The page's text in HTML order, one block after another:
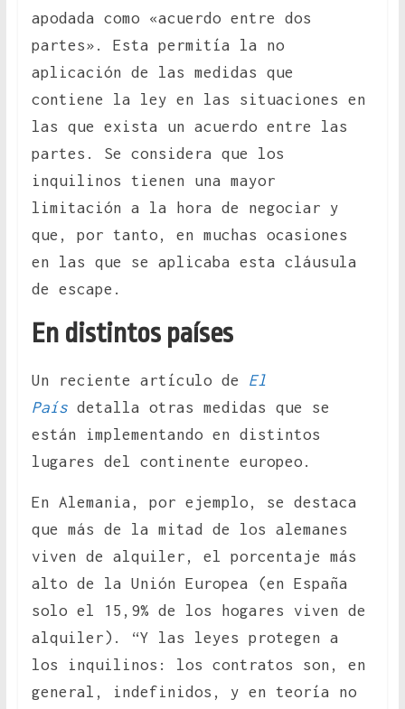
apodada como «acuerdo entre dos
partes». Esta permitía la no
aplicación de las medidas que
contiene la ley en las situaciones en
las que exista un acuerdo entre las
partes. Se considera que los
inquilinos tienen una mayor
limitación a la hora de negociar y
que, por tanto, en muchas ocasiones
en las que se aplicaba esta cláusula
de escape.
En distintos países
Un reciente artículo de El
Paísdetalla otras medidas que se
están implementando en distintos
lugares del continente europeo.
En Alemania, por ejemplo, se destaca
que más de la mitad de los alemanes
viven de alquiler, el porcentaje más
alto de la Unión Europea (en España
solo el 15,9% de los hogares viven de
alquiler). “Y las leyes protegen a
los inquilinos: los contratos son, en
general, indefinidos, y en teoría no